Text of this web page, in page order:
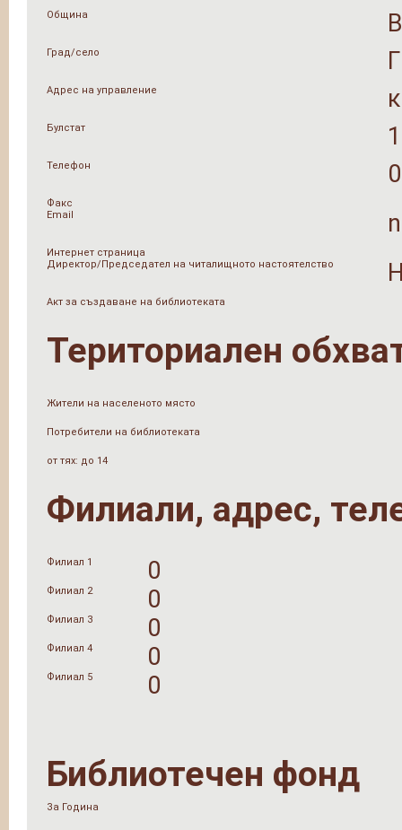
Община
Град/село
Адрес на управление
Булстат
Телефон
Факс
Email
Интернет страница
Директор/Председател на читалищното настоятелство
Акт за създаване на библиотеката
Териториален
Жители на населеното място
Потребители на библиотеката
от тях: до 14
Филиали, адрес,
Филиал 1 0
Филиал 2 0
Филиал 3 0
Филиал 4 0
Филиал 5 0
Библиотечен фонд
За Година